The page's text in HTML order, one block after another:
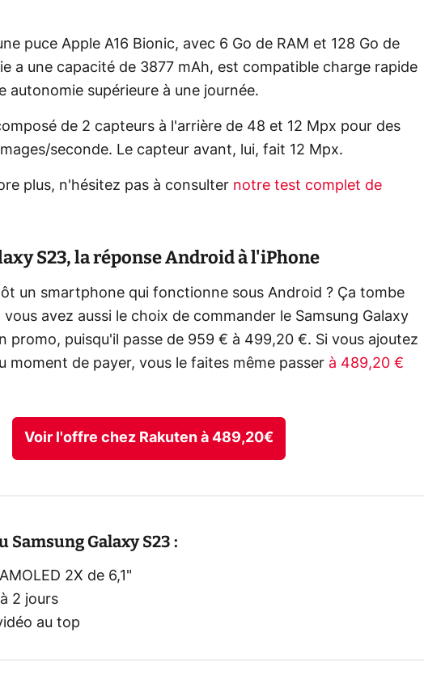
puce Apple A16 Bionic, avec 6 Go de RAM et 128 Go de
a une capacité de 3877 mAh, est compatible charge rapide
autonomie supérieure à une journée.
de 2 capteurs à l'arrière de 48 et 12 Mpx pour des
seconde. Le capteur avant, lui, fait 12 Mpx.
plus, n'hésitez pas à consulter notre test complet de
S23, la réponse Android à l'iPhone
un smartphone qui fonctionne sous Android ? Ça tombe
vous avez aussi le choix de commander le Samsung Galaxy
promo, puisqu'il passe de 959 € à 499,20 €. Si vous ajoutez
moment de payer, vous le faites même passer à 489,20 €
Voir l'offre chez Rakuten à 489,20€
Samsung Galaxy S23 :
2X de 6,1"
2 jours
au top